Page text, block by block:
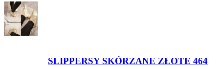
SLIPPERSY SKÓRZANE ZŁOTE 464